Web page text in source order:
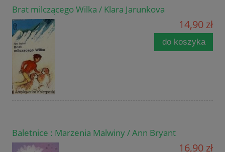
Brat milczącego Wilka / Klara Jarunkova
14,90 zł
do koszyka
Baletnice : Marzenia Malwiny / Ann Bryant
16,90 zł